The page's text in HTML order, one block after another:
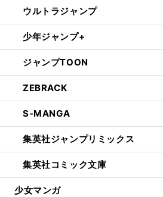
ウルトラジャンプ
少年ジャンプ+
ジャンプTOON
ZEBRACK
S-MANGA
集英社ジャンプリミックス
集英社コミック文庫
少女マンガ